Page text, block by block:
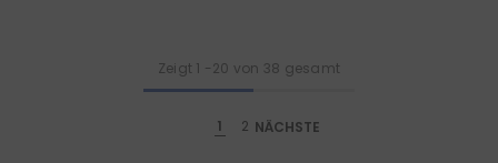
Zeigt 1 -20 von 38 gesamt
1 2 NÄCHSTE